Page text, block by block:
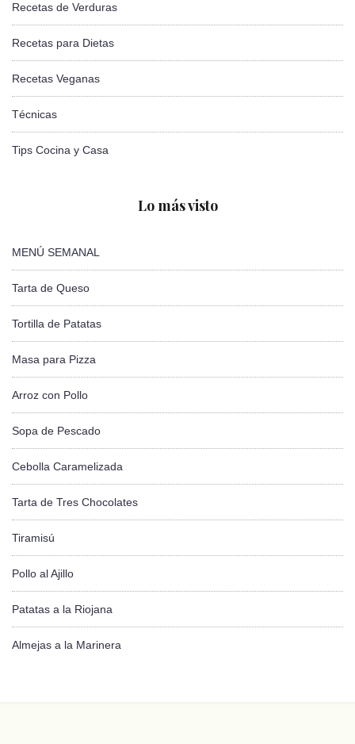
Recetas de Verduras
Recetas para Dietas
Recetas Veganas
Técnicas
Tips Cocina y Casa
Lo más visto
MENÚ SEMANAL
Tarta de Queso
Tortilla de Patatas
Masa para Pizza
Arroz con Pollo
Sopa de Pescado
Cebolla Caramelizada
Tarta de Tres Chocolates
Tiramisú
Pollo al Ajillo
Patatas a la Riojana
Almejas a la Marinera